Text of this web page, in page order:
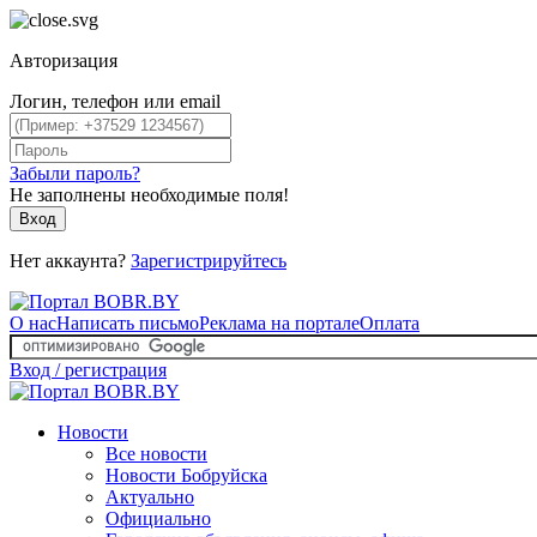
Авторизация
Логин, телефон или email
Забыли пароль?
Не заполнены необходимые поля!
Вход
Нет аккаунта? Зарегистрируйтесь
О насНаписать письмоРеклама на порталеОплата
Вход / регистрация
Новости
Все новости
Новости Бобруйска
Актуально
Официально